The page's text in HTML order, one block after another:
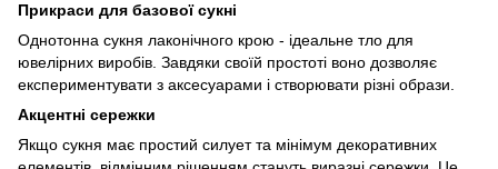
Прикраси для базової сукні
Однотонна сукня лаконічного крою - ідеальне тло для
ювелірних виробів. Завдяки своїй простоті воно дозволяє
експериментувати з аксесуарами і створювати різні образи.
Акцентні сережки
Якщо сукня має простий силует та мінімум декоративних